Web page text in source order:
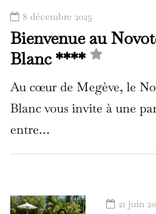
8 décembre 2025
Bienvenue au
Blanc ****
Au cœur de Megève, le
Blanc vous invite à une
entre…
21 juin